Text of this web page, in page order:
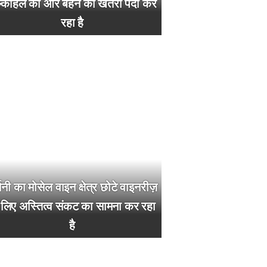
की ओर बहने का खतरा पैदा कर
रहा है
का मोसेल वाइन क्षेत्र छोटे वाइनरीज़
अस्तित्व संकट का सामना कर रहा
है